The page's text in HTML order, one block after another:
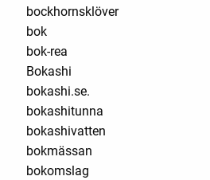
bockhornsklöver
bok
bok-rea
Bokashi
bokashi.se.
bokashitunna
bokashivatten
bokmässan
bokomslag